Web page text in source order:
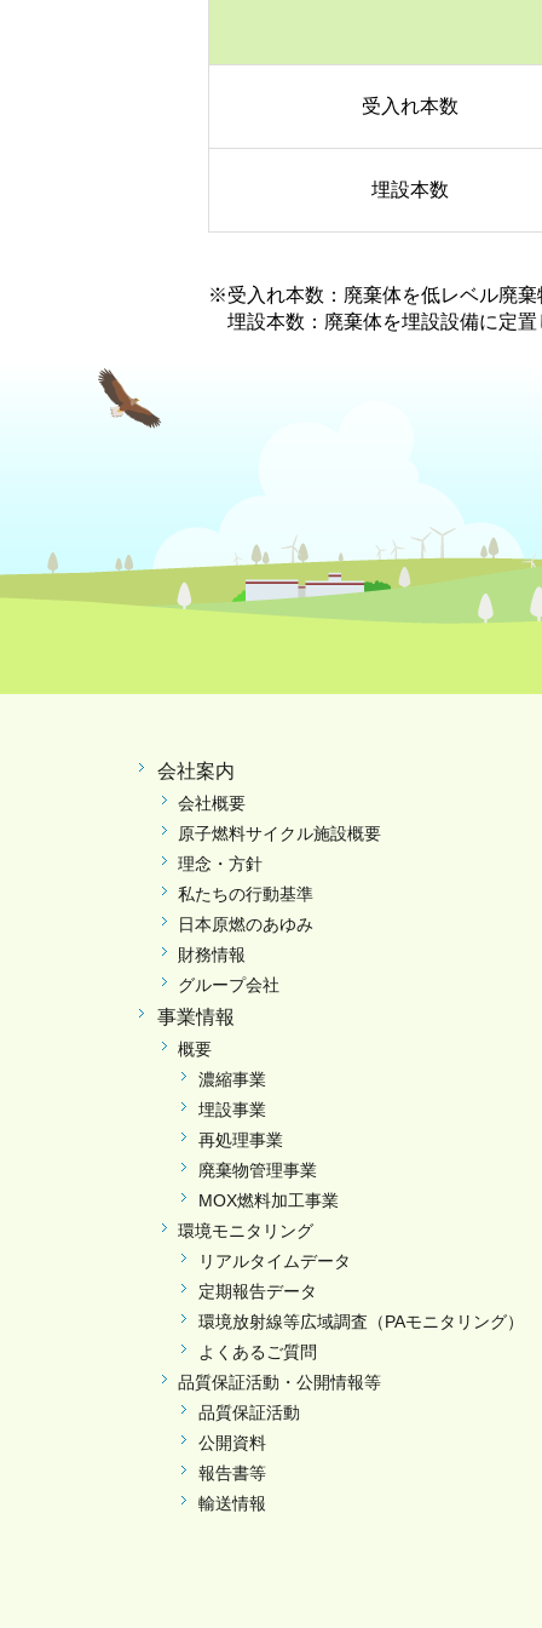
受入れ本数
埋設本数
※受入れ本数：廃棄体を低レベル廃
埋設本数：廃棄体を埋設設備に定置
会社案内
会社概要
原子燃料サイクル施設概要
理念・方針
私たちの行動基準
日本原燃のあゆみ
財務情報
グループ会社
事業情報
概要
濃縮事業
埋設事業
再処理事業
廃棄物管理事業
MOX燃料加工事業
環境モニタリング
リアルタイムデータ
定期報告データ
環境放射線等広域調査（PAモニタリング）
よくあるご質問
品質保証活動・公開情報等
品質保証活動
公開資料
報告書等
輸送情報